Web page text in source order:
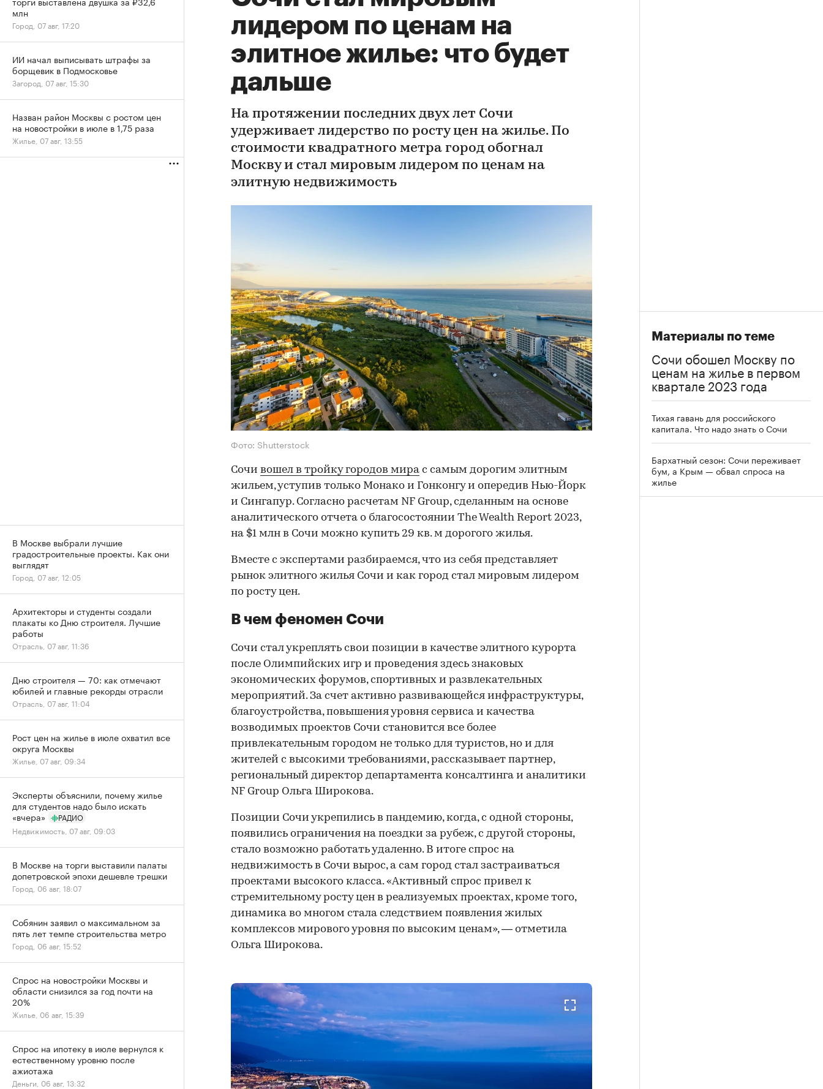
лидером по ценам на
элитное жилье: что будет
дальше
На протяжении последних двух лет Сочи
удерживает лидерство по росту цен на жилье. По
стоимости квадратного метра город обогнал
Москву и стал мировым лидером по ценам на
элитную недвижимость
Фото: Shutterstock
Сочи вошел в тройку городов мира с самым дорогим элитным
жильем, уступив только Монако и Гонконгу и опередив Нью-Йорк
и Сингапур. Согласно расчетам NF Group, сделанным на основе
аналитического отчета о благосостоянии The Wealth Report 2023,
на $1 млн в Сочи можно купить 29 кв. м дорогого жилья.
Вместе с экспертами разбираемся, что из себя представляет
рынок элитного жилья Сочи и как город стал мировым лидером
по росту цен.
В чем феномен Сочи
Сочи стал укреплять свои позиции в качестве элитного курорта
после Олимпийских игр и проведения здесь знаковых
экономических форумов, спортивных и развлекательных
мероприятий. За счет активно развивающейся инфраструктуры,
благоустройства, повышения уровня сервиса и качества
возводимых проектов Сочи становится все более
привлекательным городом не только для туристов, но и для
жителей с высокими требованиями, рассказывает партнер,
региональный директор департамента консалтинга и аналитики
NF Group Ольга Широкова.
Позиции Сочи укрепились в пандемию, когда, с одной стороны,
появились ограничения на поездки за рубеж, с другой стороны,
стало возможно работать удаленно. В итоге спрос на
недвижимость в Сочи вырос, а сам город стал застраиваться
проектами высокого класса. «Активный спрос привел к
стремительному росту цен в реализуемых проектах, кроме того,
динамика во многом стала следствием появления жилых
комплексов мирового уровня по высоким ценам», — отметила
Ольга Широкова.
Материалы по теме
Сочи обошел Москву по
ценам на жилье в первом
квартале 2023 года
Тихая гавань для российского
капитала. Что надо знать о Сочи
Бархатный сезон: Сочи переживает
бум, а Крым — обвал спроса на
жилье
млн
Город, 07 авг, 17:20
ИИ начал выписывать штрафы за
борщевик в Подмосковье
Загород, 07 авг, 15:30
Назван район Москвы с ростом цен
на новостройки в июле в 1,75 раза
Жилье, 07 авг, 13:55
В Москве выбрали лучшие
градостроительные проекты. Как они
выглядят
Город, 07 авг, 12:05
Архитекторы и студенты создали
плакаты ко Дню строителя. Лучшие
работы
Отрасль, 07 авг, 11:36
Дню строителя — 70: как отмечают
юбилей и главные рекорды отрасли
Отрасль, 07 авг, 11:04
Рост цен на жилье в июле охватил все
округа Москвы
Жилье, 07 авг, 09:34
Эксперты объяснили, почему жилье
для студентов надо было искать
«вчера»
РАДИО
Недвижимость, 07 авг, 09:03
В Москве на торги выставили палаты
допетровской эпохи дешевле трешки
Город, 06 авг, 18:07
Собянин заявил о максимальном за
пять лет темпе строительства метро
Город, 06 авг, 15:52
Спрос на новостройки Москвы и
области снизился за год почти на
20%
Жилье, 06 авг, 15:39
Спрос на ипотеку в июле вернулся к
естественному уровню после
ажиотажа
Деньги, 06 авг, 13:32